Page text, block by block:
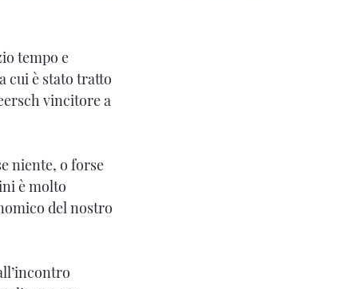
tempo e
cui è stato tratto
vincitore a
niente, o forse
è molto
del nostro